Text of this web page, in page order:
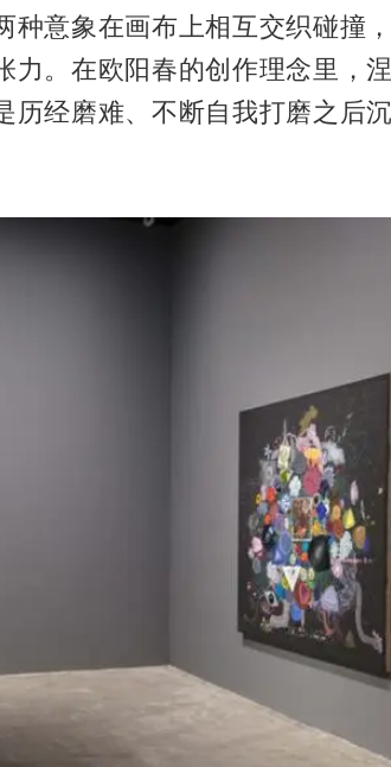
种意象在画布上相互交织碰撞
力。在欧阳春的创作理念里，
历经磨难、不断自我打磨之后